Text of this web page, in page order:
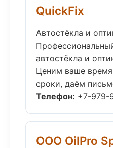
QuickFix
Автостёкла и
автостёкла и
Ценим ваше
сроки, даём
Телефон: +7-979-
ООО OilPro